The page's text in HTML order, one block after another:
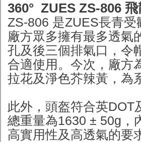
360° ZUES ZS-806
ZS-806 是ZUES長青
廠方眾多擁有最多透氣
孔及後三個排氣口，令
合適使用。今次，廠方
拉花及淨色芥辣黃，為
此外，頭盔符合英DOT
總重量為1630 ± 50g，
高實用性及高透氣的要